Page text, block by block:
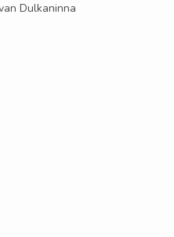
Dulkaninna